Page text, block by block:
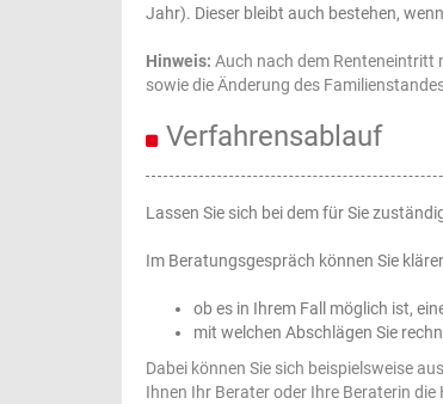
Jahr). Dieser bleibt auch bestehen,
Hinweis: Auch nach dem Renteneintritt
sowie die Änderung des
Verfahrensablauf
Lassen Sie sich bei dem für Sie
Im Beratungsgespräch können Sie
ob es in Ihrem Fall möglich ist,
mit welchen Abschlägen Sie
Dabei können Sie sich beispielsweise
Ihnen Ihr Berater oder Ihre Beraterin